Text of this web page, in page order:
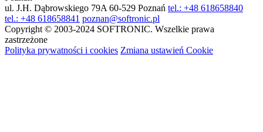
ul. J.H. Dąbrowskiego 79A 60-529 Poznań tel.: +48 618658840
tel.: +48 618658841 poznan@softronic.pl
Copyright © 2003-2024 SOFTRONIC. Wszelkie prawa
zastrzeżone
Polityka prywatności i cookies Zmiana ustawień Cookie